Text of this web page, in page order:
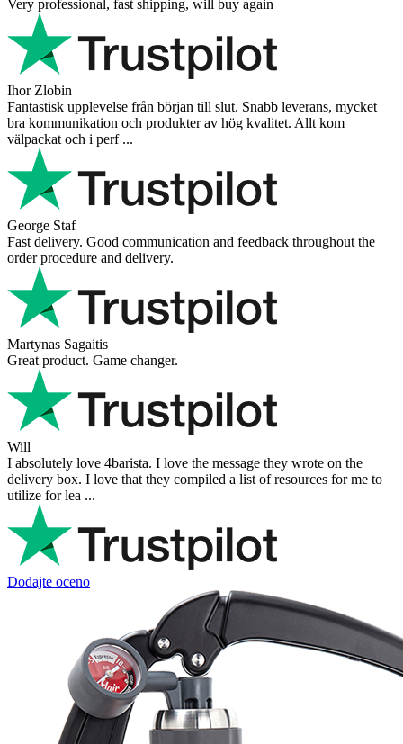
Very professional, fast shipping, will buy again
Ihor Zlobin
Fantastisk upplevelse från början till slut. Snabb leverans, mycket
bra kommunikation och produkter av hög kvalitet. Allt kom
välpackat och i perf ...
George Staf
Fast delivery. Good communication and feedback throughout the
order procedure and delivery.
Martynas Sagaitis
Great product. Game changer.
Will
I absolutely love 4barista. I love the message they wrote on the
delivery box. I love that they compiled a list of resources for me to
utilize for lea ...
Dodajte oceno